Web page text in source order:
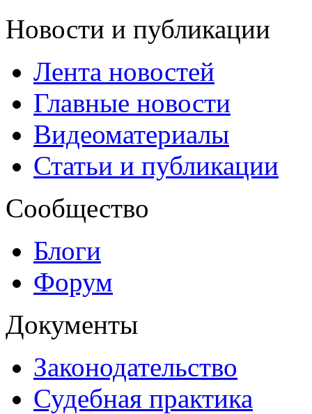
Новости и публикации
Лента новостей
Главные новости
Видеоматериалы
Статьи и публикации
Сообщество
Блоги
Форум
Документы
Законодательство
Судебная практика